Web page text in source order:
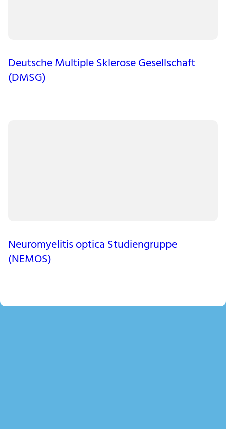
Deutsche Multiple Sklerose Gesellschaft
(DMSG)
Neuromyelitis optica Studiengruppe
(NEMOS)